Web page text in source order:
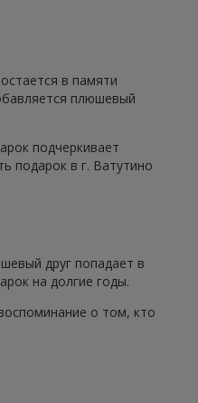
в памяти
плюшевый
подчеркивает
подарок в г. Ватутино
друг попадает в
на долгие годы.
о том, кто